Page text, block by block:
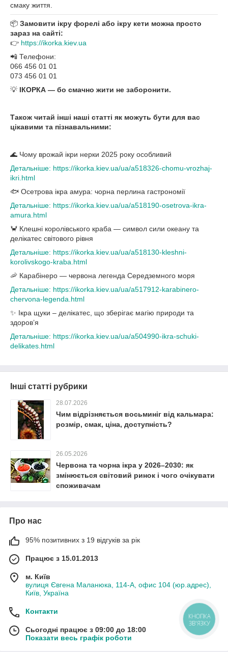
смаку життя.
📦 Замовити ікру форелі або ікру кети можна просто
зараз на сайті:
👉 https://ikorka.kiev.ua
📲 Телефони:
066 456 01 01
073 456 01 01
💡 ІКОРКА — бо смачно жити не заборонити.
Також читай інші наші статті як можуть бути для вас
цікавими та пізнавальними:
🌊 Чому врожай ікри нерки 2025 року особливий
Детальніше: https://ikorka.kiev.ua/ua/a518326-chomu-vrozhaj-
ikri.html
🐟 Осетрова ікра амура: чорна перлина гастрономії
Детальніше: https://ikorka.kiev.ua/ua/a518190-osetrova-ikra-
amura.html
🦀 Клешні королівського краба — символ сили океану та
делікатес світового рівня
Детальніше: https://ikorka.kiev.ua/ua/a518130-kleshni-
korolivskogo-kraba.html
🦐 Карабінеро — червона легенда Середземного моря
Детальніше: https://ikorka.kiev.ua/ua/a517912-karabinero-
chervona-legenda.html
✨ Ікра щуки – делікатес, що зберігає магію природи та
здоров’я
Детальніше: https://ikorka.kiev.ua/ua/a504990-ikra-schuki-
delikates.html
Інші статті рубрики
28.07.2026
Чим відрізняється восьминіг від кальмара:
розмір, смак, ціна, доступність?
26.05.2026
Червона та чорна ікра у 2026–2030: як
змінюється світовий ринок і чого очікувати
споживачам
Про нас
95% позитивних з 19 відгуків за рік
Працює з 15.01.2013
м. Київ
вулиця Євгена Маланюка, 114-А, офис 104 (юр.адрес),
Київ, Україна
Контакти
Сьогодні працює з 09:00 до 18:00
Показати весь графік роботи
КНОПКА
ЗВ'ЯЗКУ